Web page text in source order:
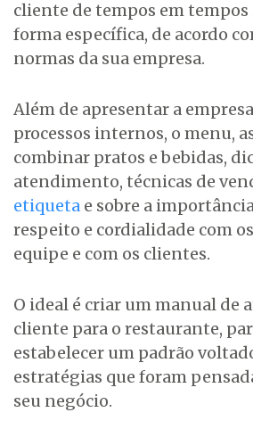
cliente de tempos em
forma específica, de acordo
normas da sua empresa.
Além de apresentar a
processos internos, o menu,
combinar pratos e bebidas,
atendimento, técnicas de
etiqueta e sobre a
respeito e cordialidade com
equipe e com os clientes.
O ideal é criar um manual de
cliente para o restaurante,
estabelecer um padrão
estratégias que foram
seu negócio.